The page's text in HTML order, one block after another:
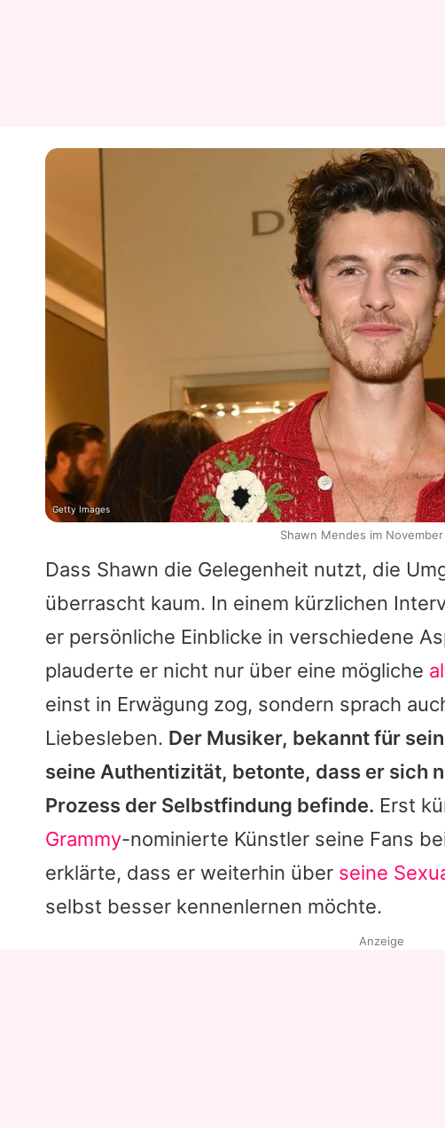
Dass Shawn die Gelegenheit nutzt, die
überrascht kaum. In einem kürzlichen
er persönliche Einblicke in verschiedene
plauderte er nicht nur über eine mögliche
einst in Erwägung zog, sondern sprach
Liebesleben. Der Musiker, bekannt für
seine Authentizität, betonte, dass er sich
Prozess der Selbstfindung befinde. Erst
Grammy-nominierte Künstler seine Fans
erklärte, dass er weiterhin über seine
selbst besser kennenlernen möchte.
Getty Images
Shawn Mendes im
Anzeige